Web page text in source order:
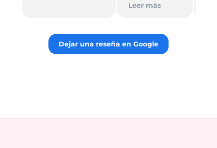
discretos.
Leer más
Dejar una reseña en Google